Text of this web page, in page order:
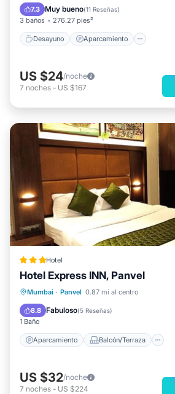
7.3 Muy bueno(11 Reseñas)
3 baños 276.27 pies²
Desayuno Aparcamiento
Balcón/Terraza
US $24/noche
7 noches - US $167
Hotel
Hotel Express INN, Panvel
Mumbai · Panvel 0.87 mi al centro
8.8 Fabuloso(5 Reseñas)
1 Baño
Aparcamiento Balcón/Terraza
Aparcamiento
Balcón/Terraza
Aire acondicionado
US $32/noche
7 noches - US $224